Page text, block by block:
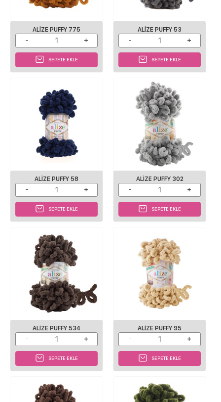
ALIZE PUFFY 775
SEPETE EKLE
ALIZE PUFFY 53
SEPETE EKLE
ALIZE PUFFY 58
SEPETE EKLE
ALIZE PUFFY 302
SEPETE EKLE
ALIZE PUFFY 534
SEPETE EKLE
ALIZE PUFFY 95
SEPETE EKLE